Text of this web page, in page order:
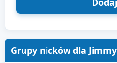
Grupy nicków dla Jimmy